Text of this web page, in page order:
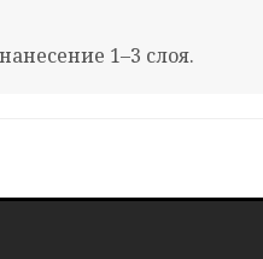
1–3 слоя.